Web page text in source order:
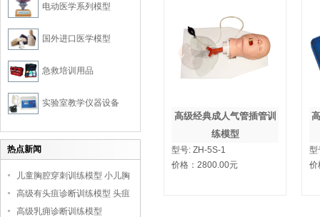
电动医学系列模型
国外进口医学模型
急救培训用品
实验室教学仪器设备
热点新闻
儿童胸腔穿刺训练模型 小儿胸
腔培训模型
高级有头疽诊断训练模型 头疽
诊断教学模型
高级乳痈诊断训练模型
高级经典成人气管插管训
练模型
型号:ZH-5S-1
价格：2800.00元
价